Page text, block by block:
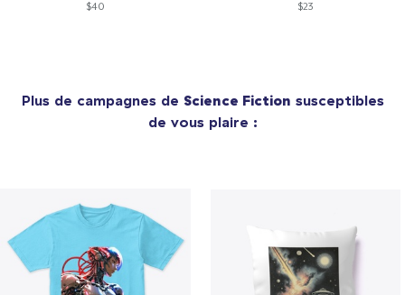
$40 $23
Plus de campagnes de Science Fiction susceptibles
de vous plaire :